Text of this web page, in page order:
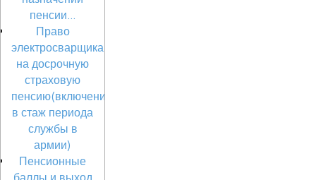
пенсии...
Право
электросварщика
на досрочную
страховую
пенсию(включение
в стаж периода
службы в
армии)
Пенсионные